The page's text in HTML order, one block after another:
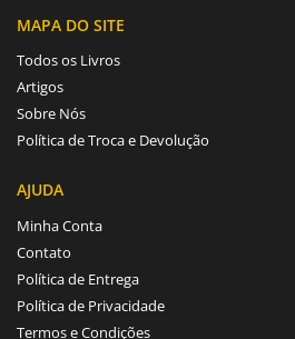
MAPA DO SITE
Todos os Livros
Artigos
Sobre Nós
Política de Troca e Devolução
AJUDA
Minha Conta
Contato
Política de Entrega
Política de Privacidade
Termos e Condições